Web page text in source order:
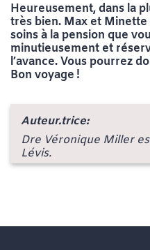
Heureusement, dans la
très bien. Max et
soins à la pension que
minutieusement et
l’avance. Vous pourrez
Bon voyage !
Auteur.trice:
Dre Véronique Miller
Lévis.